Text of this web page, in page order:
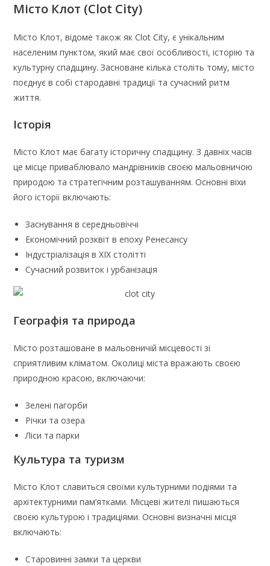
Місто Клот (Clot City)
Місто Клот, відоме також як Clot City, є унікальним
населеним пунктом, який має свої особливості, історію та
культурну спадщину. Засноване кілька століть тому, місто
поєднує в собі стародавні традиції та сучасний ритм
життя.
Історія
Місто Клот має багату історичну спадщину. З давніх часів
це місце приваблювало мандрівників своєю мальовничою
природою та стратегічним розташуванням. Основні віхи
його історії включають:
Заснування в середньовіччі
Економічний розквіт в епоху Ренесансу
Індустріалізація в XIX столітті
Сучасний розвиток і урбанізація
Географія та природа
Місто розташоване в мальовничій місцевості зі
сприятливим кліматом. Околиці міста вражають своєю
природною красою, включаючи:
Зелені пагорби
Річки та озера
Ліси та парки
Культура та туризм
Місто Клот славиться своїми культурними подіями та
архітектурними пам’ятками. Місцеві жителі пишаються
своєю культурою і традиціями. Основні визначні місця
включають:
Старовинні замки та церкви